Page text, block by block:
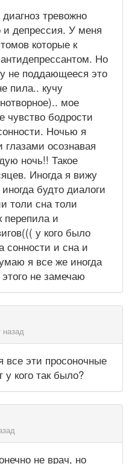
тревожно
и депрессия. У меня
которые к
Но
не поддающееся это
пила.. кучу
мое
чувство бодрости
Ночью я
осознавая
ночь!! Такое
Иногда я вижу
будто диалоги
толи сна толи
перепила и
у кого было
сонности и сна и
я все же иногда
не замечаю
назад
эти просоночные
кого так было?
не врач, но